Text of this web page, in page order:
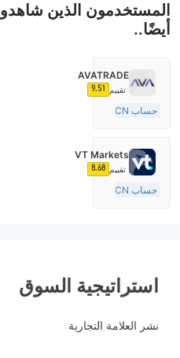
المستخدمون الذين شاهدوا
أيضًا..
AVATRADE
تقييم 9.51
حساب ECN
صناعة السوق (MM)
VT Markets
تقييم 8.68
حساب ECN
استراتيجية السوق